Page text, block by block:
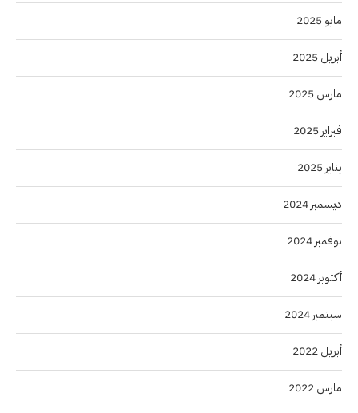
مايو 2025
أبريل 2025
مارس 2025
فبراير 2025
يناير 2025
ديسمبر 2024
نوفمبر 2024
أكتوبر 2024
سبتمبر 2024
أبريل 2022
مارس 2022